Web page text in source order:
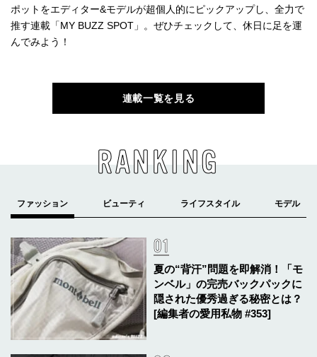
ポットをエディター&モデルが超個人的にピックアップし、全力で
推す連載「MY BUZZ SPOT」。ぜひチェックして、休日に足を運
んでみよう！
連載一覧を見る
RANKING
夏の“背汗”問題を即解消！「モ
ンベル」の完売バックパックに
隠された優秀過ぎる秘密とは？
[編集者の愛用私物 #353]